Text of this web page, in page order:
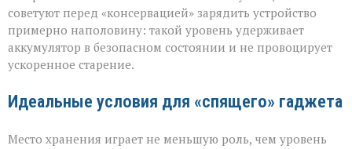
советуют перед «консервацией» зарядить устройство
примерно наполовину: такой уровень удерживает
аккумулятор в безопасном состоянии и не провоцирует
ускоренное старение.
Идеальные условия для «спящего» гаджета
Место хранения играет не меньшую роль, чем уровень